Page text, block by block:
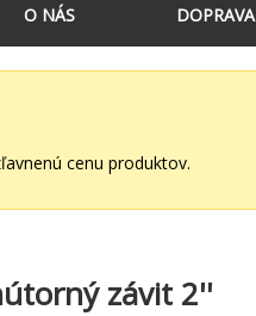
O NÁS DOPRAVA
cenu produktov.
závit 2''